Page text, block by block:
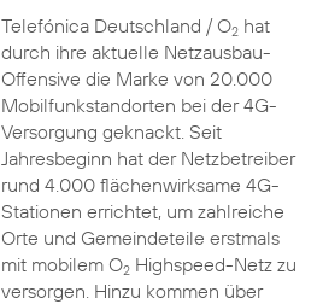
Telefónica Deutschland / O2hat
durch ihre aktuelle Netzausbau-
Offensive die Marke von 20.000
Mobilfunkstandorten bei der 4G-
Versorgung geknackt. Seit
Jahresbeginn hat der Netzbetreiber
rund 4.000 flächenwirksame 4G-
Stationen errichtet, um zahlreiche
Orte und Gemeindeteile erstmals
mit mobilem O2Highspeed-Netz zu
versorgen. Hinzu kommen über